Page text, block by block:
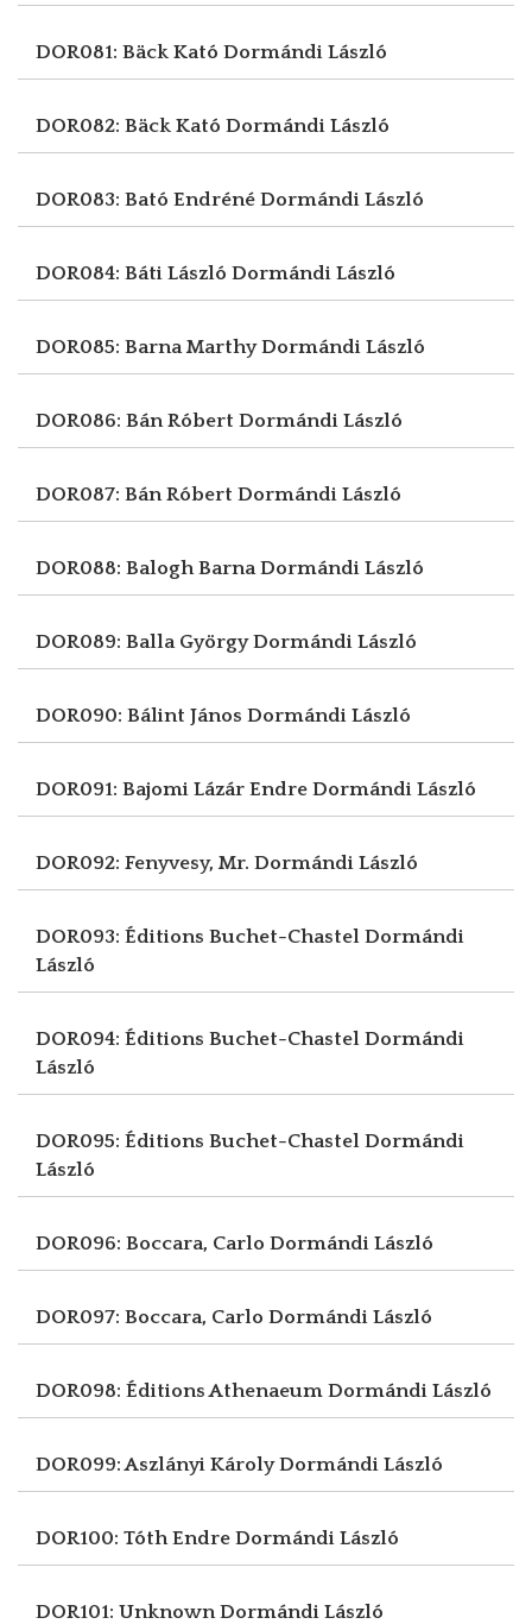
DOR081: Bäck Kató Dormándi László
DOR082: Bäck Kató Dormándi László
DOR083: Bató Endréné Dormándi László
DOR084: Báti László Dormándi László
DOR085: Barna MarthyDormándi László
DOR086: Bán Róbert Dormándi László
DOR087: Bán Róbert Dormándi László
DOR088: Balogh BarnaDormándi László
DOR089: Balla GyörgyDormándi László
DOR090: Bálint János Dormándi László
DOR091: Bajomi Lázár Endre Dormándi László
DOR092: Fenyvesy, Mr. Dormándi László
DOR093: Éditions Buchet-Chastel Dormándi
László
DOR094: Éditions Buchet-Chastel Dormándi
László
DOR095: Éditions Buchet-Chastel Dormándi
László
DOR096: Boccara, Carlo Dormándi László
DOR097: Boccara, Carlo Dormándi László
DOR098: Éditions Athenaeum Dormándi László
DOR099: Aszlányi KárolyDormándi László
DOR100: Tóth Endre Dormándi László
DOR101: UnknownDormándi László